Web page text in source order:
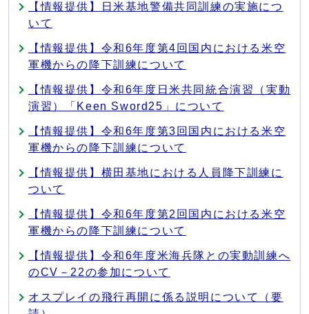
【情報提供】日米基地警備共同訓練の実施につ
いて
【情報提供】令和6年度第4回国内における米空
軍機からの降下訓練について
【情報提供】令和6年度日米共同統合演習（実動
演習）「Keen Sword25」について
【情報提供】令和6年度第3回国内における米空
軍機からの降下訓練について
【情報提供】横田基地における人員降下訓練に
ついて
【情報提供】令和6年度第2回国内における米空
軍機からの降下訓練について
【情報提供】令和6年度米海兵隊との実動訓練へ
のCV－22の参加について
オスプレイの飛行再開に係る説明について（要